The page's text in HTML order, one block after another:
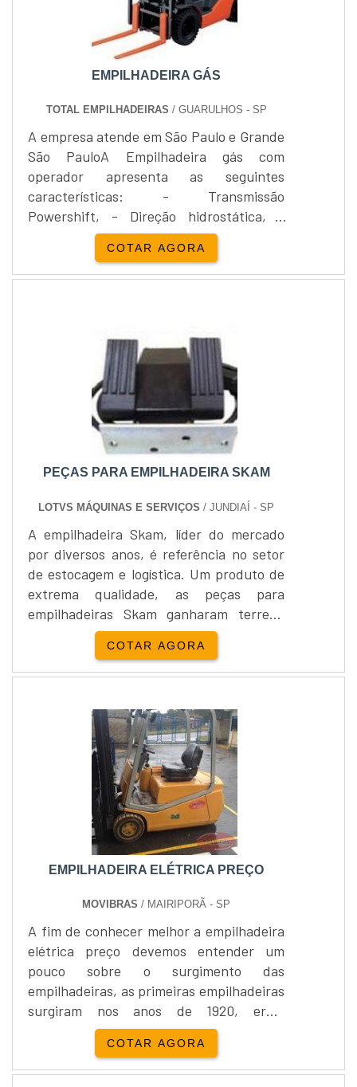
EMPILHADEIRA GÁS
TOTAL EMPILHADEIRAS / GUARULHOS - SP
A empresa atende em São Paulo e Grande
São PauloA Empilhadeira gás com
operador apresenta as seguintes
características: - Transmissão
Powershift, - Direção hidrostática, -
Motor Toyota GLP, - Ignição eletrônica, -
Cinto de segurança retrátil, - Proteção do
operador, - Coluna de direção com ajuste
do operador, - Pneus superelásticos, -
Cilindro de inclinação e desl....
COTAR AGORA
PEÇAS PARA EMPILHADEIRA SKAM
LOTVS MÁQUINAS E SERVIÇOS / JUNDIAÍ - SP
A empilhadeira Skam, líder do mercado
por diversos anos, é referência no setor
de estocagem e logística. Um produto de
extrema qualidade, as peças para
empilhadeiras Skam ganharam terreno
em todo o Brasil, estando presentes
atualmente em muitas
empresas.Vantagens Qualidade nos
equipamentos do mercado.Sobre a
empresaDiversas peças para empilhadeira
Skam estão disponíveis, sem contar com o
atendimento especiali....
COTAR AGORA
EMPILHADEIRA ELÉTRICA PREÇO
MOVIBRAS / MAIRIPORÃ - SP
A fim de conhecer melhor a empilhadeira
elétrica preço devemos entender um
pouco sobre o surgimento das
empilhadeiras, as primeiras empilhadeiras
surgiram nos anos de 1920, eram
simplesmente equipamentos que
ajudavam os usuários a locomover cargas
pesadas de um ponto ao outro. Com o
COTAR AGORA